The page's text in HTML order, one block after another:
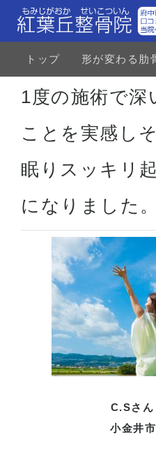
トップ 形が変わる肋
ホーム お客様の声 不定愁訴、自律神経
1度の施術で深
ことを実感し
眠りスッキリ
になりました。
C.Sさん
小金井